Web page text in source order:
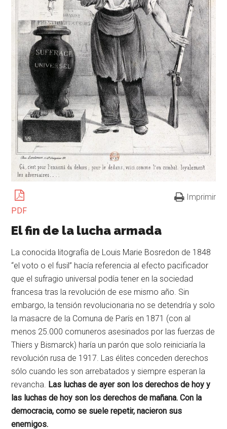
PDF
Imprimir
El fin de la lucha armada
La conocida litografía de Louis Marie Bosredon de 1848
“el voto o el fusil” hacía referencia al efecto pacificador
que el sufragio universal podía tener en la sociedad
francesa tras la revolución de ese mismo año. Sin
embargo, la tensión revolucionaria no se detendría y solo
la masacre de la Comuna de París en 1871 (con al
menos 25.000 comuneros asesinados por las fuerzas de
Thiers y Bismarck) haría un parón que solo reiniciaría la
revolución rusa de 1917. Las élites conceden derechos
sólo cuando les son arrebatados y siempre esperan la
revancha. Las luchas de ayer son los derechos de hoy y
las luchas de hoy son los derechos de mañana. Con la
democracia, como se suele repetir, nacieron sus
enemigos.